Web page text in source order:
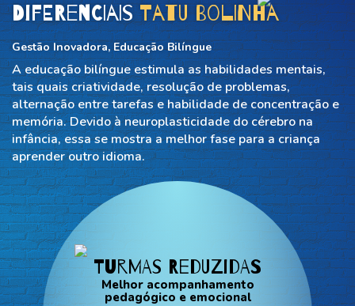
DiferenciaisTatu Bolinha
Gestão Inovadora, Educação Bilíngue
A educação bilíngue estimula as habilidades mentais,
tais quais criatividade, resolução de problemas,
alternação entre tarefas e habilidade de concentração e
memória. Devido à neuroplasticidade do cérebro na
infância, essa se mostra a melhor fase para a criança
aprender outro idioma.
Turmas reduzidas
Melhor acompanhamento
pedagógico e emocional